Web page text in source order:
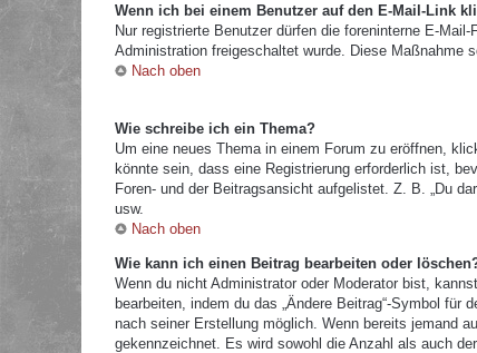
Wenn ich bei einem Benutzer auf den E-Mail-Link
Nur registrierte Benutzer dürfen die foreninterne E-
Administration freigeschaltet wurde. Diese Maßnahme
Nach oben
Wie schreibe ich ein Thema?
Um eine neues Thema in einem Forum zu eröffnen,
könnte sein, dass eine Registrierung erforderlich ist,
Foren- und der Beitragsansicht aufgelistet. Z. B. „Du
usw.
Nach oben
Wie kann ich einen Beitrag bearbeiten oder
Wenn du nicht Administrator oder Moderator bist,
bearbeiten, indem du das „Ändere Beitrag“-Symbol
nach seiner Erstellung möglich. Wenn bereits jemand
gekennzeichnet. Es wird sowohl die Anzahl als auch